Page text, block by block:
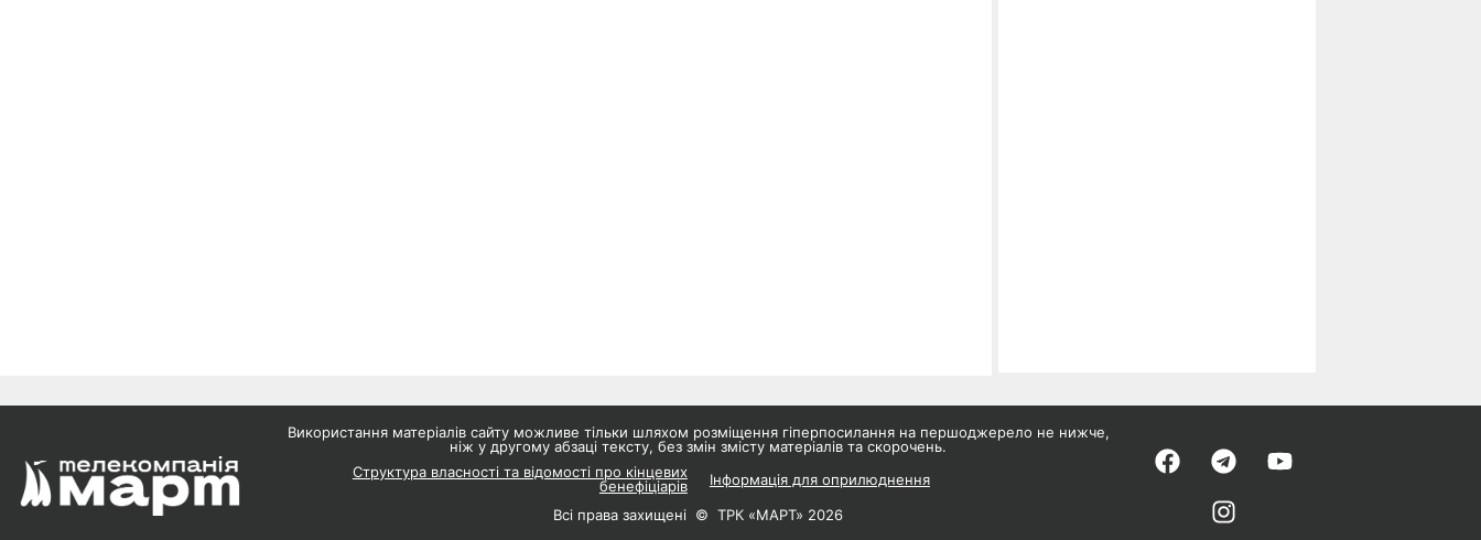
Використання матеріалів сайту можливе тільки шляхом розміщення гіперпосилання на першоджерело не нижче,
ніж у другому абзаці тексту, без змін змісту матеріалів та скорочень.
Структура власності та відомості про кінцевих
бенефіціарів
Інформація для оприлюднення
Всі права захищені © ТРК «МАРТ» 2026